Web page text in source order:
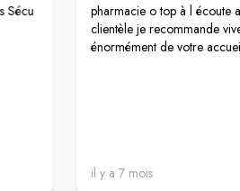
Sécu
pharmacie o top à l écoute
clientèle je recommande
énormément de votre
il y a 7 mois